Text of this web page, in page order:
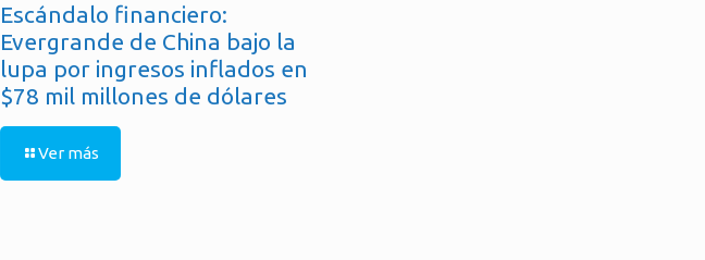
Escándalo financiero:
Evergrande de China bajo la
lupa por ingresos inflados en
$78 mil millones de dólares
Ver más